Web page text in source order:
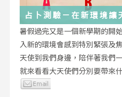
占卜測驗－在新環境讓
暑假過完又是一個新學期的開
入新的環境會感到特別緊張及
天使到我們身邊，陪伴著我們
就來看看大天使們分別要帶來